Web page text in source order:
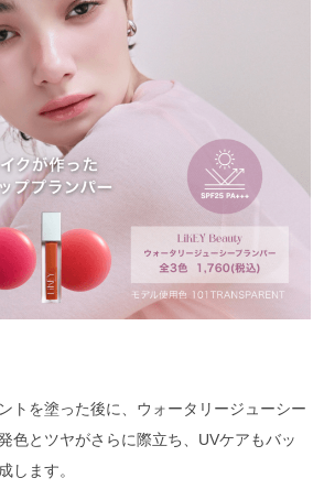
トを塗った後に、ウォータリージューシー
とツヤがさらに際立ち、UVケアもバッ
します。